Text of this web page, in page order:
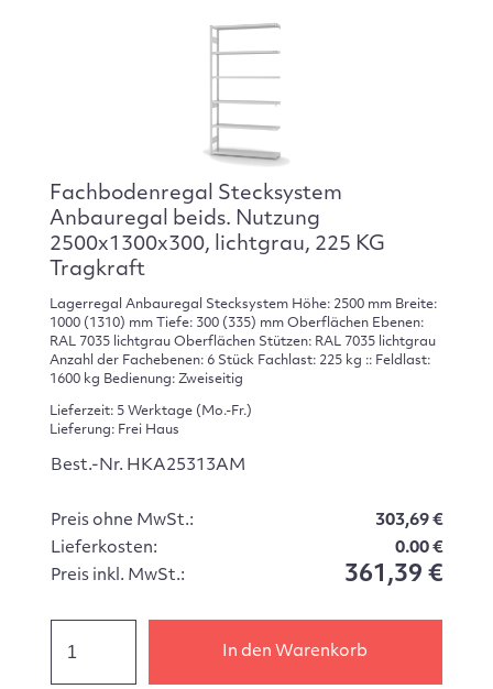
Fachbodenregal Stecksystem
Anbauregal beids. Nutzung
2500x1300x300, lichtgrau, 225 KG
Tragkraft
Lagerregal Anbauregal Stecksystem Höhe: 2500 mm Breite:
1000 (1310) mm Tiefe: 300 (335) mm Oberflächen Ebenen:
RAL 7035 lichtgrau Oberflächen Stützen: RAL 7035 lichtgrau
Anzahl der Fachebenen: 6 Stück Fachlast: 225 kg :: Feldlast:
1600 kg Bedienung: Zweiseitig
Lieferzeit: 5 Werktage (Mo.-Fr.)
Lieferung: Frei Haus
Best.-Nr. HKA25313AM
Preis ohne MwSt.:
303,69 €
Lieferkosten:
0.00 €
Preis inkl. MwSt.:
361,39 €
In den Warenkorb